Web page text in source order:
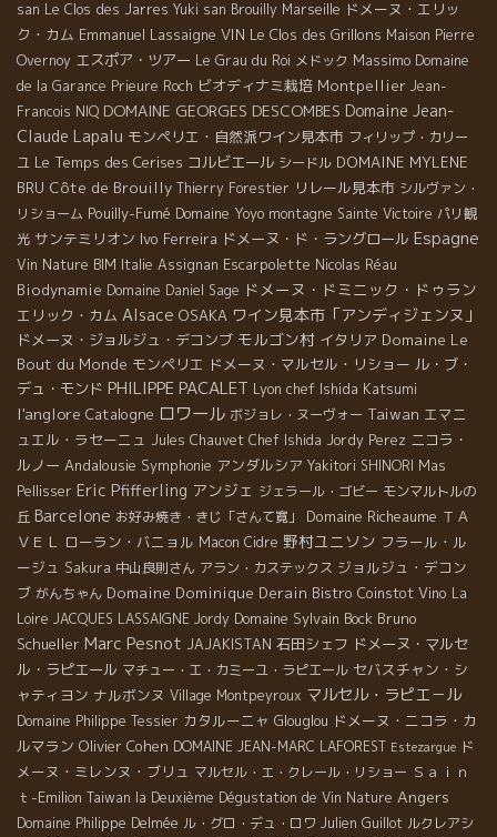
san Le Clos des Jarres Yuki san Brouilly Marseille ドメーヌ・エリッ
ク・カム Emmanuel Lassaigne VIN Le Clos des Grillons Maison Pierre
Overnoy エスポア・ツアー Le Grau du Roi メドック Massimo Domaine
de la Garance Prieure Roch ビオディナミ栽培 Montpellier Jean-
Francois NIQ DOMAINE GEORGES DESCOMBES Domaine Jean-
Claude Lapalu モンペリエ・自然派ワイン見本市 フィリップ・カリー
ユ Le Temps des Cerises コルビエール シードル DOMAINE MYLENE
BRU Côte de Brouilly Thierry Forestier リレール見本市 シルヴァン・
リショーム Pouilly-Fumé Domaine Yoyo montagne Sainte Victoire パリ観
光 サンテミリオン Ivo Ferreira ドメーヌ・ド・ラングロール Espagne
Vin Nature BIM Italie Assignan Escarpolette Nicolas Réau
Biodynamie Domaine Daniel Sage ドメーヌ・ドミニック・ドゥラン
エリック・カム Alsace OSAKA ワイン見本市「アンディジェンヌ」
ドメーヌ・ジョルジュ・デコンブ モルゴン村 イタリア Domaine Le
Bout du Monde モンペリエ ドメーヌ・マルセル・リショー ル・ブ・
デュ・モンド PHILIPPE PACALET Lyon chef Ishida Katsumi
l'anglore Catalogne ロワール ボジョレ・ヌーヴォー Taiwan エマニ
ュエル・ラセーニュ Jules Chauvet Chef Ishida Jordy Perez ニコラ・
ルノー Andalousie Symphonie アンダルシア Yakitori SHINORI Mas
Pellisser Eric Pfifferling アンジェ ジェラール・ゴビー モンマルトルの
丘 Barcelone お好み焼き・きじ「さんて寛」 Domaine Richeaume ＴＡ
ＶＥＬ ローラン・バニョル Macon Cidre 野村ユニソン フラール・ル
ージュ Sakura 中山良則さん アラン・カステックス ジョルジュ・デコン
ブ がんちゃん Domaine Dominique Derain Bistro Coinstot Vino La
Loire JACQUES LASSAIGNE Jordy Domaine Sylvain Bock Bruno
Schueller Marc Pesnot JAJAKISTAN 石田シェフ ドメーヌ・マルセ
ル・ラピエール マチュー・エ・カミーユ・ラピエール セバスチャン・シ
ャティヨン ナルボンヌ Village Montpeyroux マルセル・ラピエ－ル
Domaine Philippe Tessier カタルーニャ Glouglou ドメーヌ・ニコラ・カ
ルマラン Olivier Cohen DOMAINE JEAN-MARC LAFOREST Estezargue ド
メーヌ・ミレンヌ・ブリュ マルセル・エ・クレール・リショー Ｓａｉｎ
ｔ-Emilion Taiwan la Deuxième Dégustation de Vin Nature Angers
Domaine Philippe Delmée ル・グロ・デュ・ロワ Julien Guillot ルクレアシ